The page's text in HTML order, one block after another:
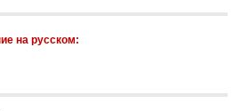
на русском: